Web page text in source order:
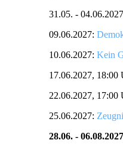
31.05. -
09.06.2027:
10.06.2027: Kein
17.06.2027, 18:00
22.06.2027, 17:00
25.06.2027:
28.06. -